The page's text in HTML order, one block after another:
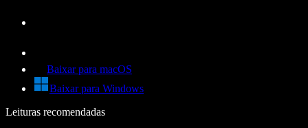
Baixar para macOS
Baixar para Windows
Leituras recomendadas